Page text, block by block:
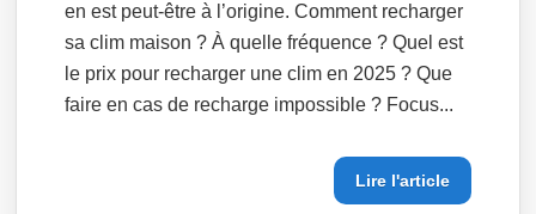
en est peut-être à l’origine. Comment recharger
sa clim maison ? À quelle fréquence ? Quel est
le prix pour recharger une clim en 2025 ? Que
faire en cas de recharge impossible ? Focus...
Lire l'article